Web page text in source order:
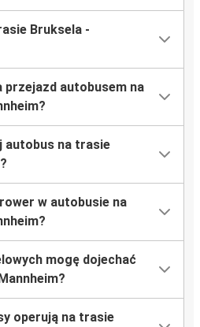
Bruksela -
przejazd autobusem na
autobus na trasie
w autobusie na
mogę dojechać
operują na trasie